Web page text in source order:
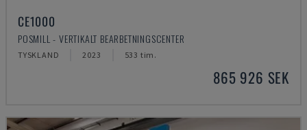
CE1000
POSMILL - VERTIKALT BEARBETNINGSCENTER
TYSKLAND 2023 533 tim.
865 926 SEK